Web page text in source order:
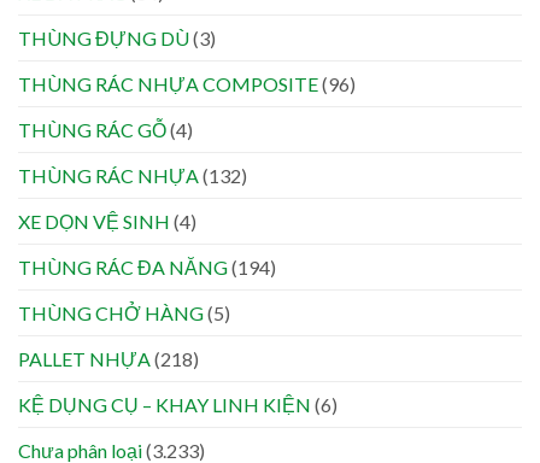
THÙNG ĐỰNG DÙ(3)
THÙNG RÁC NHỰA COMPOSITE(96)
THÙNG RÁC GỖ(4)
THÙNG RÁC NHỰA (132)
XE DỌN VỆ SINH (4)
THÙNG RÁC ĐA NĂNG(194)
THÙNG CHỞ HÀNG(5)
PALLET NHỰA (218)
KỆ DỤNG CỤ – KHAY LINH KIỆN (6)
Chưa phân loại(3.233)